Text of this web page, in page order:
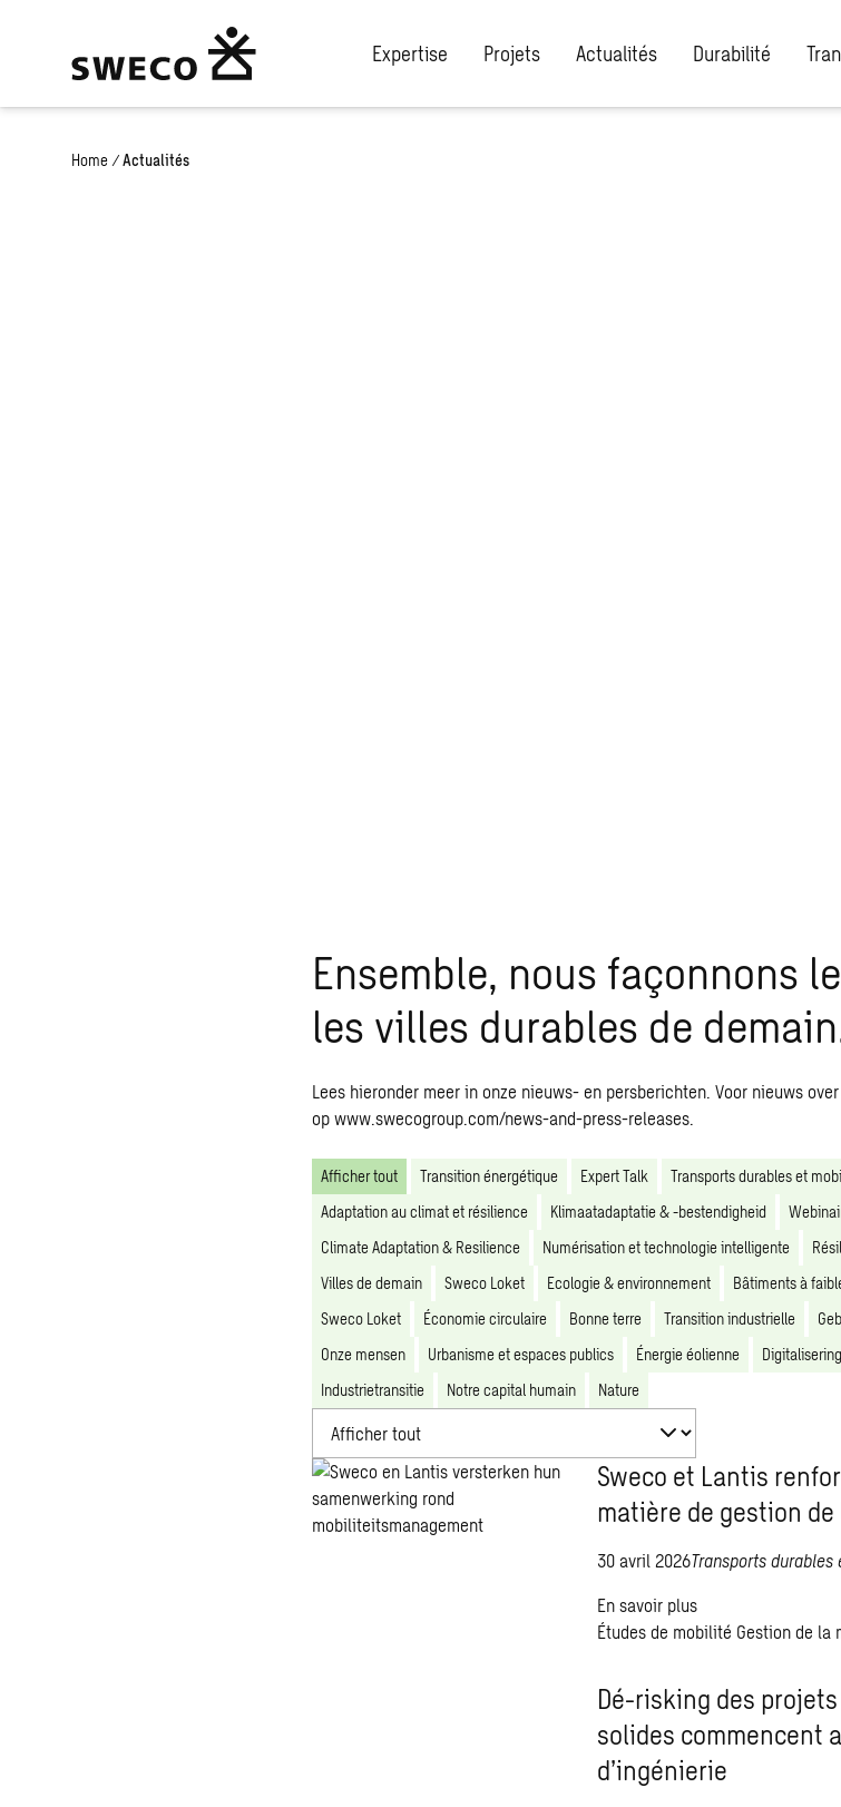
Expertise Projets Actualités Durabilité
Home / Actualités
Ensemble, nous façonnons
les villes durables de
Lees hieronder meer in onze nieuws- en persberichten. Voor nieuws
op www.swecogroup.com/news-and-press-releases.
Afficher tout Transition énergétique Expert Talk Transports durables et
Adaptation au climat et résilience
Klimaatadaptatie & -bestendigheid
Climate Adaptation & Resilience
Numérisation et technologie intelligente
Villes de demain
Sweco Loket Ecologie & environnement Bâtiments à
Sweco Loket
Économie circulaire Bonne terre Transition industrielle
Onze mensen
Urbanisme et espaces publics Énergie éolienne
Industrietransitie
Notre capital humain Nature
Sweco et Lantis
matière de gestion
30 avril 2026Transports
En savoir plus
Études de mobilité Gestion de la
Dé-risking des
solides commencent
d’ingénierie